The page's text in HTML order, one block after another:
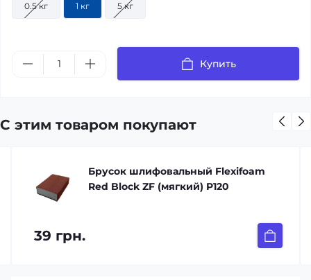
0.5 кг 1 кг 5 кг
Купить
С этим товаром покупают
Брусок шлифовальный Flexifoam
Red Block ZF (мягкий) P120
39 грн.